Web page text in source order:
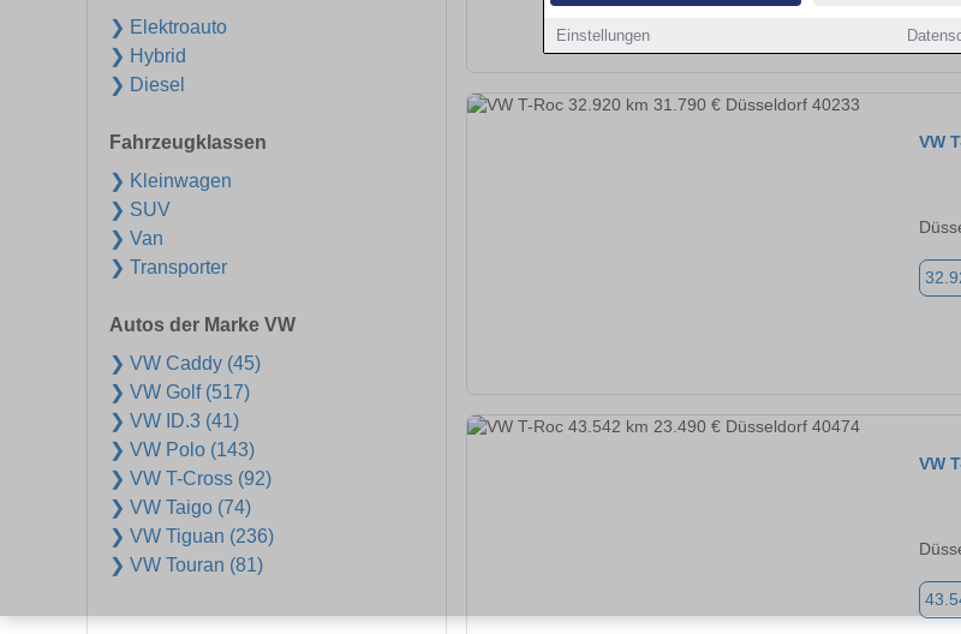
Einstellungen
❯ Elektroauto
❯ Hybrid
❯ Diesel
Fahrzeugklassen
❯ Kleinwagen
❯ SUV
❯ Van
❯ Transporter
Autos der Marke VW
❯ VW Caddy (45)
❯ VW Golf (517)
❯ VW ID.3 (41)
❯ VW Polo (143)
❯ VW T-Cross (92)
❯ VW Taigo (74)
❯ VW Tiguan (236)
❯ VW Touran (81)
VW
VW